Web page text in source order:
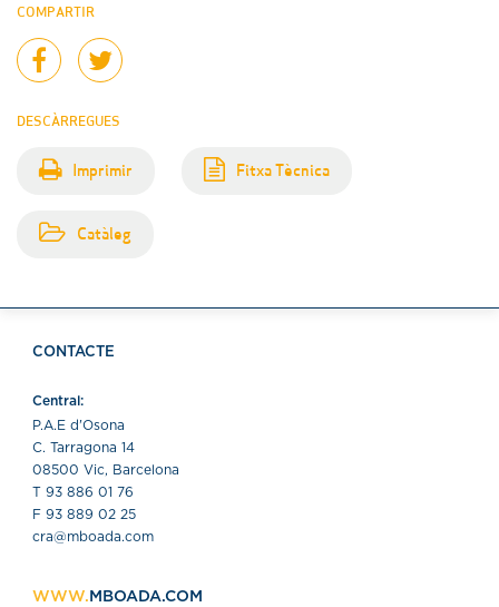
COMPARTIR
DESCÀRREGUES
Imprimir Fitxa Tècnica
Catàleg
CONTACTE
Central:
P.A.E d'Osona
C. Tarragona 14
08500 Vic, Barcelona
T 93 886 01 76
F 93 889 02 25
cra@mboada.com
WWW. MBOADA.COM